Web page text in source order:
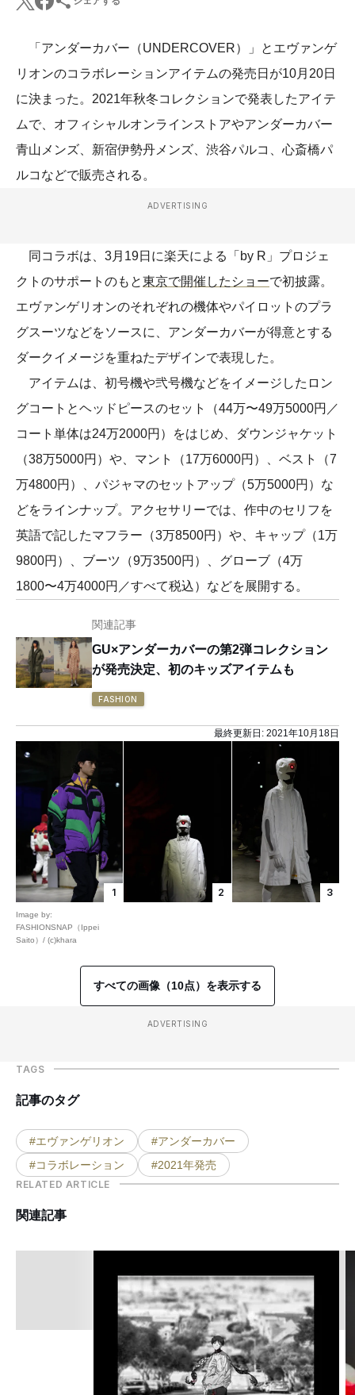
「アンダーカバー（UNDERCOVER）」とエヴァンゲ
リオンのコラボレーションアイテムの発売日が10月20日
に決まった。2021年秋冬コレクションで発表したアイテ
ムで、オフィシャルオンラインストアやアンダーカバー
青山メンズ、新宿伊勢丹メンズ、渋谷パルコ、心斎橋パ
ルコなどで販売される。
ADVERTISING
同コラボは、3月19日に楽天による「by R」プロジェ
クトのサポートのもと東京で開催したショーで初披露。
エヴァンゲリオンのそれぞれの機体やパイロットのプラ
グスーツなどをソースに、アンダーカバーが得意とする
ダークイメージを重ねたデザインで表現した。
アイテムは、初号機や弐号機などをイメージしたロン
グコートとヘッドピースのセット（44万〜49万5000円／
コート単体は24万2000円）をはじめ、ダウンジャケット
（38万5000円）や、マント（17万6000円）、ベスト（7
万4800円）、パジャマのセットアップ（5万5000円）な
どをラインナップ。アクセサリーでは、作中のセリフを
英語で記したマフラー（3万8500円）や、キャップ（1万
9800円）、ブーツ（9万3500円）、グローブ（4万
1800〜4万4000円／すべて税込）などを展開する。
関連記事
GU×アンダーカバーの第2弾コレクション
が発売決定、初のキッズアイテムも
FASHION
最終更新日: 2021年10月18日
1
Image by:
FASHIONSNAP（Ippei
Saito）/ (c)khara
2 3
すべての画像（10点）を表示する
ADVERTISING
TAGS
記事のタグ
#エヴァンゲリオン
#アンダーカバー
#コラボレーション
#2021年発売
RELATED ARTICLE
関連記事